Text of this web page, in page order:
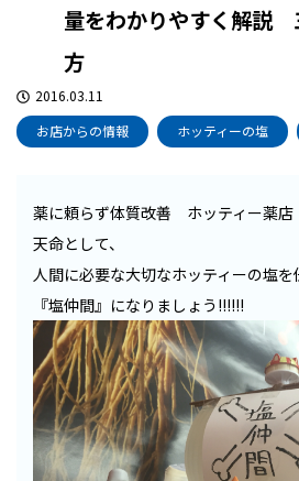
量をわかりやすく解説
方
2016.03.11
お店からの情報
ホッティーの塩
薬に頼らず体質改善 ホッティー薬
天命として、
人間に必要な大切なホッティーの塩を
『塩仲間』になりましょう!!!!!!